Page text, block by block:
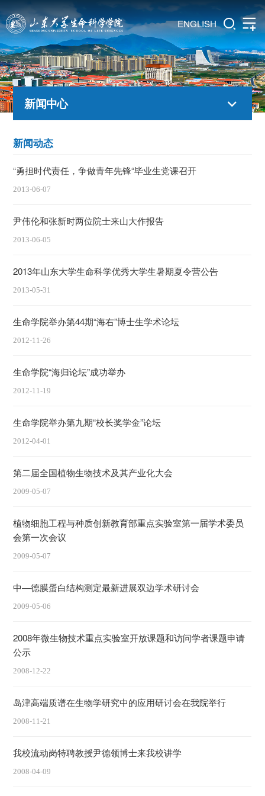
ENGLISH
新闻中心
新闻动态
“勇担时代责任，争做青年先锋“毕业生党课召开
2013-06-07
尹伟伦和张新时两位院士来山大作报告
2013-06-05
2013年山东大学生命科学优秀大学生暑期夏令营公告
2013-05-31
生命学院举办第44期“海右”博士生学术论坛
2012-11-26
生命学院“海归论坛”成功举办
2012-11-19
生命学院举办第九期“校长奖学金”论坛
2012-04-01
第二届全国植物生物技术及其产业化大会
2009-05-07
植物细胞工程与种质创新教育部重点实验室第一届学术委员
会第一次会议
2009-05-07
中—德膜蛋白结构测定最新进展双边学术研讨会
2009-05-06
2008年微生物技术重点实验室开放课题和访问学者课题申请
公示
2008-12-22
岛津高端质谱在生物学研究中的应用研讨会在我院举行
2008-11-21
我校流动岗特聘教授尹德领博士来我校讲学
2008-04-09